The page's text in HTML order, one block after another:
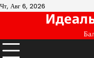
Перейти
Чт, Авг 6, 2026